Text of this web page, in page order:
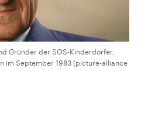
Gründer der SOS-Kinderdörfer,
im September 1983 (picture-alliance